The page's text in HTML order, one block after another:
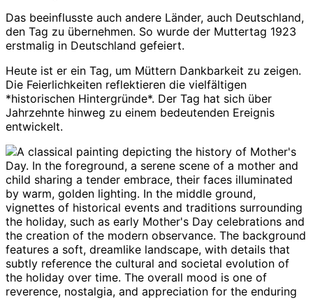
Das beeinflusste auch andere Länder, auch Deutschland,
den Tag zu übernehmen. So wurde der Muttertag 1923
erstmalig in Deutschland gefeiert.
Heute ist er ein Tag, um Müttern Dankbarkeit zu zeigen.
Die Feierlichkeiten reflektieren die vielfältigen
*historischen Hintergründe*. Der Tag hat sich über
Jahrzehnte hinweg zu einem bedeutenden Ereignis
entwickelt.